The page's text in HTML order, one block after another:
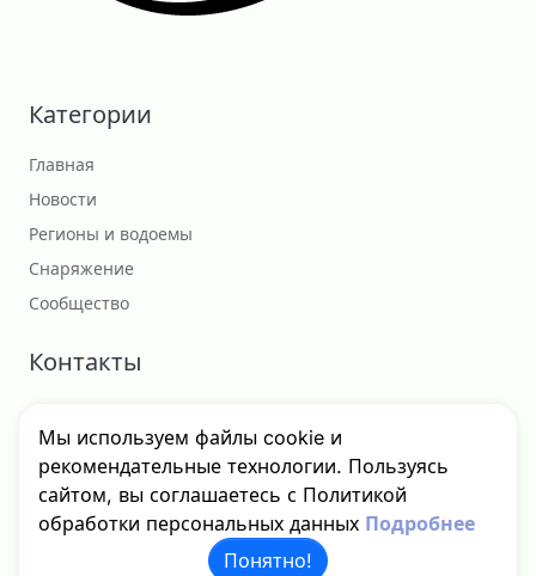
Категории
Главная
Новости
Регионы и водоемы
Снаряжение
Сообщество
Контакты
godfishru@yandex.ru
© 2024 - 2026 GodFish, Inc. Все права защищены.
Мы используем файлы cookie и
рекомендательные технологии. Пользуясь
сайтом, вы соглашаетесь с Политикой
обработки персональных данных Подробнее
Понятно!